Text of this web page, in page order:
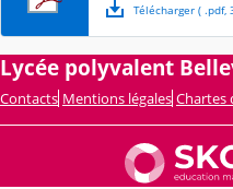
Télécharger( .pdf,
Lycée polyvalent
Contacts Mentions légales Chartes